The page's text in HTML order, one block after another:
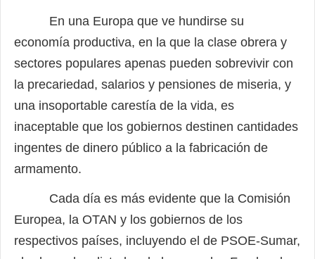
En una Europa que ve hundirse su
economía productiva, en la que la clase obrera y
sectores populares apenas pueden sobrevivir con
la precariedad, salarios y pensiones de miseria, y
una insoportable carestía de la vida, es
inaceptable que los gobiernos destinen cantidades
ingentes de dinero público a la fabricación de
armamento.
Cada día es más evidente que la Comisión
Europea, la OTAN y los gobiernos de los
respectivos países, incluyendo el de PSOE-Sumar,